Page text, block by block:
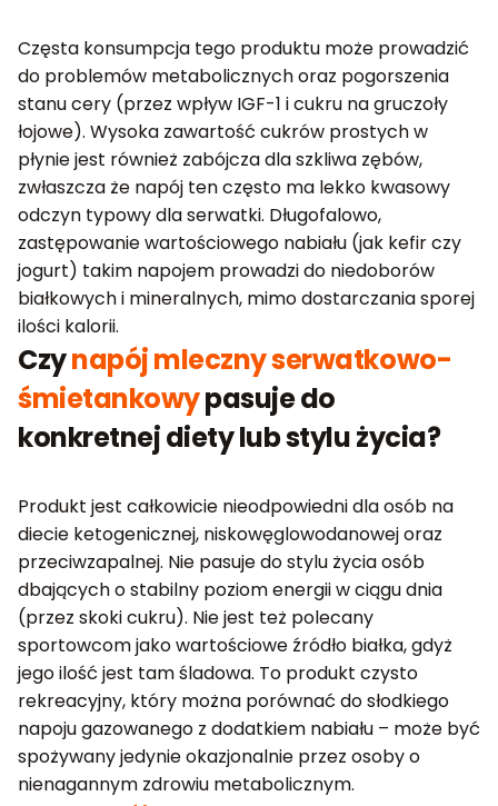
Częsta konsumpcja tego produktu może prowadzić
do problemów metabolicznych oraz pogorszenia
stanu cery (przez wpływ IGF-1 i cukru na gruczoły
łojowe). Wysoka zawartość cukrów prostych w
płynie jest również zabójcza dla szkliwa zębów,
zwłaszcza że napój ten często ma lekko kwasowy
odczyn typowy dla serwatki. Długofalowo,
zastępowanie wartościowego nabiału (jak kefir czy
jogurt) takim napojem prowadzi do niedoborów
białkowych i mineralnych, mimo dostarczania sporej
ilości kalorii.
Czynapój mleczny serwatkowo-
śmietankowypasuje do
konkretnej diety lub stylu życia?
Produkt jest całkowicie nieodpowiedni dla osób na
diecie ketogenicznej, niskowęglowodanowej oraz
przeciwzapalnej. Nie pasuje do stylu życia osób
dbających o stabilny poziom energii w ciągu dnia
(przez skoki cukru). Nie jest też polecany
sportowcom jako wartościowe źródło białka, gdyż
jego ilość jest tam śladowa. To produkt czysto
rekreacyjny, który można porównać do słodkiego
napoju gazowanego z dodatkiem nabiału – może być
spożywany jedynie okazjonalnie przez osoby o
nienagannym zdrowiu metabolicznym.